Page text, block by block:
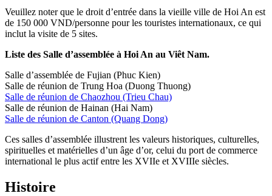
Veuillez noter que le droit d’entrée dans la vieille ville de Hoi An est
de 150 000 VND/personne pour les touristes internationaux, ce qui
inclut la visite de 5 sites.
Liste des Salle d’assemblée à Hoi An au Viêt Nam.
Salle d’assemblée de Fujian (Phuc Kien)
Salle de réunion de Trung Hoa (Duong Thuong)
Salle de réunion de Chaozhou (Trieu Chau)
Salle de réunion de Hainan (Hai Nam)
Salle de réunion de Canton (Quang Dong)
Ces salles d’assemblée illustrent les valeurs historiques, culturelles,
spirituelles et matérielles d’un âge d’or, celui du port de commerce
international le plus actif entre les XVIIe et XVIIIe siècles.
Histoire